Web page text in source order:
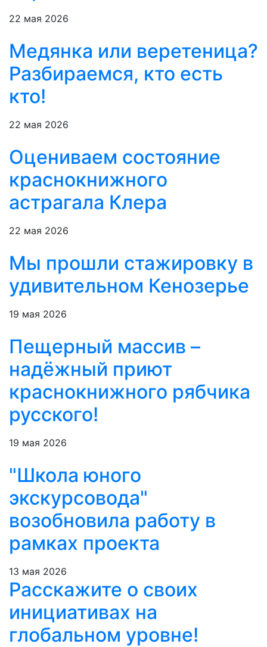
22 мая 2026
Медянка или веретеница?
Разбираемся, кто есть
кто!
22 мая 2026
Оцениваем состояние
краснокнижного
астрагала Клера
22 мая 2026
Мы прошли стажировку в
удивительном Кенозерье
19 мая 2026
Пещерный массив –
надёжный приют
краснокнижного рябчика
русского!
19 мая 2026
"Школа юного
экскурсовода"
возобновила работу в
рамках проекта
13 мая 2026
Расскажите о своих
инициативах на
глобальном уровне!